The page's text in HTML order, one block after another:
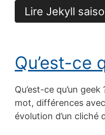
Lire Jekyll
Qu’est-ce
Qu’est-ce qu’un
mot, différences
évolution d’un cliché